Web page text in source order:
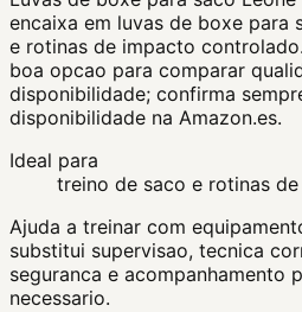
encaixa em luvas de boxe para
e rotinas de impacto
boa opcao para comparar
disponibilidade; confirma
disponibilidade na Amazon.es.
Ideal para
treino de saco e rotinas
Ajuda a treinar com
substitui supervisao, tecnica
seguranca e acompanhamento
necessario.